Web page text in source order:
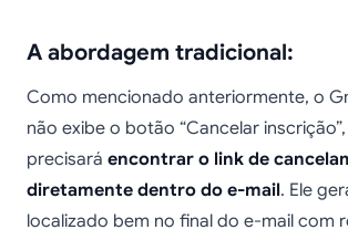
A abordagem tradicional:
Como mencionado anteriormente, o
não exibe o botão “Cancelar
precisará encontrar o link de
diretamente dentro do e-mail. Ele
localizado bem no final do e-mail com